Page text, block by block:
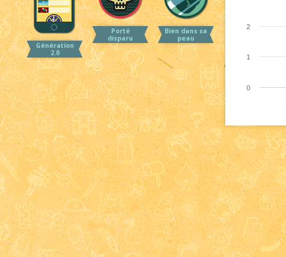
Génération
2.0
Porté
disparu
Bien dans sa
peau
0
1
2